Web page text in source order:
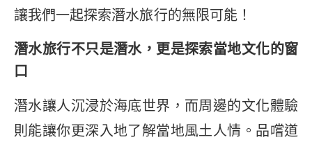
讓我們一起探索潛水旅行的無限可能！
潛水旅行不只是潛水，更是探索當地文化的窗
口
潛水讓人沉浸於海底世界，而周邊的文化體驗
則能讓你更深入地了解當地風土人情。品嚐道